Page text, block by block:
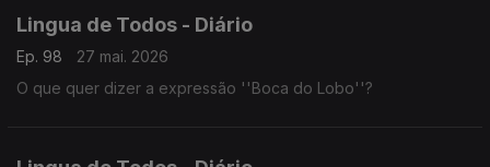
Lingua de Todos - Diário
Ep. 98
27 mai. 2026
O que quer dizer a expressão ''Boca do Lobo''?